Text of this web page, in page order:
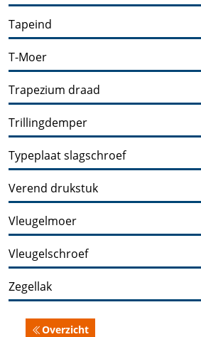
Tapeind
T-Moer
Trapezium draad
Trillingdemper
Typeplaat slagschroef
Verend drukstuk
Vleugelmoer
Vleugelschroef
Zegellak
Overzicht